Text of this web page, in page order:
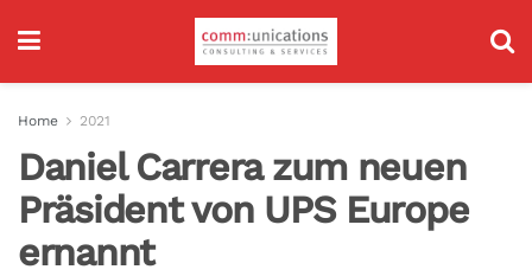
Home 2021
Daniel Carrera zum neuen
Präsident von UPS Europe
ernannt